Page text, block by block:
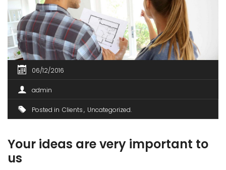
06/12/2016
admin
Posted in Clients Uncategorized
Your ideas are very important to
us